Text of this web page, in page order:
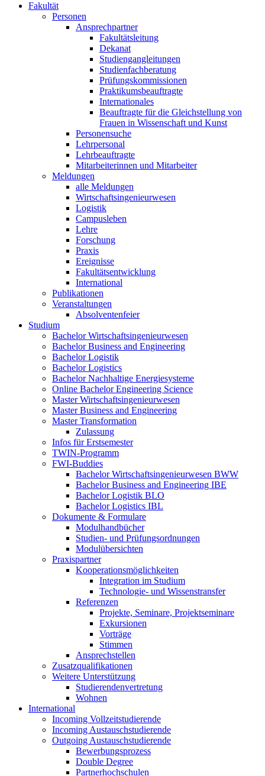
Fakultät
Personen
Ansprechpartner
Fakultätsleitung
Dekanat
Studiengangleitungen
Studienfachberatung
Prüfungskommissionen
Praktikumsbeauftragte
Internationales
Beauftragte für die Gleichstellung von
Frauen in Wissenschaft und Kunst
Personensuche
Lehrpersonal
Lehrbeauftragte
Mitarbeiterinnen und Mitarbeiter
Meldungen
alle Meldungen
Wirtschaftsingenieurwesen
Logistik
Campusleben
Lehre
Forschung
Praxis
Ereignisse
Fakultätsentwicklung
International
Publikationen
Veranstaltungen
Absolventenfeier
Studium
Bachelor Wirtschaftsingenieurwesen
Bachelor Business and Engineering
Bachelor Logistik
Bachelor Logistics
Bachelor Nachhaltige Energiesysteme
Online Bachelor Engineering Science
Master Wirtschaftsingenieurwesen
Master Business and Engineering
Master Transformation
Zulassung
Infos für Erstsemester
TWIN-Programm
FWI-Buddies
Bachelor Wirtschaftsingenieurwesen BWW
Bachelor Business and Engineering IBE
Bachelor Logistik BLO
Bachelor Logistics IBL
Dokumente & Formulare
Modulhandbücher
Studien- und Prüfungsordnungen
Modulübersichten
Praxispartner
Kooperationsmöglichkeiten
Integration im Studium
Technologie- und Wissenstransfer
Referenzen
Projekte, Seminare, Projektseminare
Exkursionen
Vorträge
Stimmen
Ansprechstellen
Zusatzqualifikationen
Weitere Unterstützung
Studierendenvertretung
Wohnen
International
Incoming Vollzeitstudierende
Incoming Austauschstudierende
Outgoing Austauschstudierende
Bewerbungsprozess
Double Degree
Partnerhochschulen